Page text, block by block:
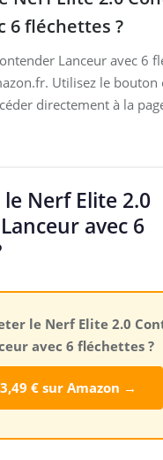
6 fléchettes ?
Lanceur avec 6
Utilisez le bouton
directement à la
Nerf Elite 2.0
avec 6
le Nerf Elite 2.0
avec 6 fléchettes ?
€ sur Amazon →